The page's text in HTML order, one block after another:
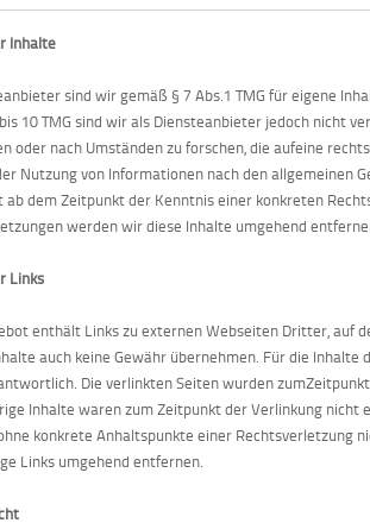
Inhalte
sind wir gemäß § 7 Abs.1 TMG für eigene
10 TMG sind wir als Diensteanbieter jedoch nicht
oder nach Umständen zu forschen, die aufeine
Nutzung von Informationen nach den allgemeinen
ab dem Zeitpunkt der Kenntnis einer konkreten
werden wir diese Inhalte umgehend
Links
enthält Links zu externen Webseiten Dritter, auf
auch keine Gewähr übernehmen. Für die
Die verlinkten Seiten wurden
Inhalte waren zum Zeitpunkt der Verlinkung
konkrete Anhaltspunkte einer Rechtsverletzung
Links umgehend entfernen.